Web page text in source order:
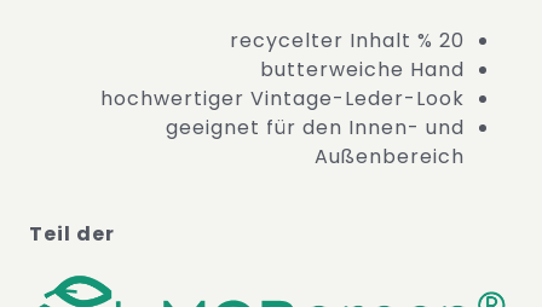
20 % recycelter Inhalt
butterweiche Hand
hochwertiger Vintage-Leder-Look
geeignet für den Innen- und
Außenbereich
Teil der